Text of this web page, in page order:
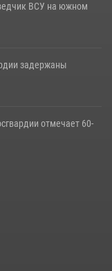
ВСУ на южном
задержаны
отмечает 60-